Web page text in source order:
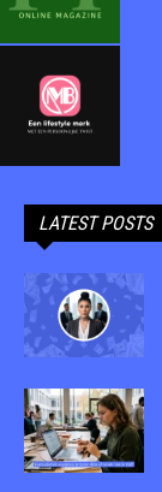
LATEST POSTS